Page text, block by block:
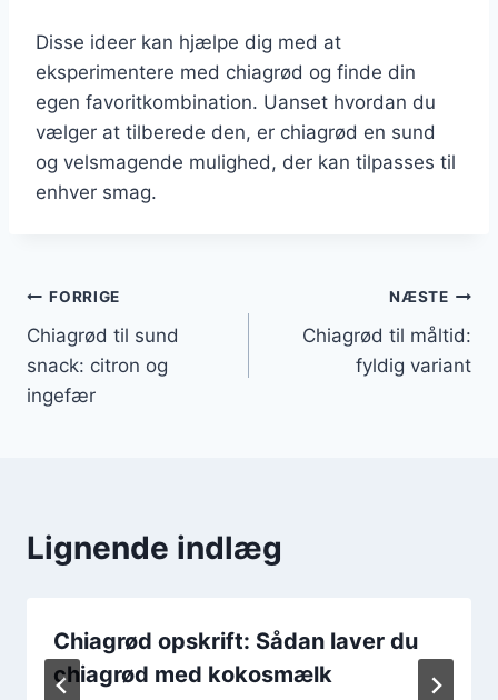
Disse ideer kan hjælpe dig med at
eksperimentere med chiagrød og finde din
egen favoritkombination. Uanset hvordan du
vælger at tilberede den, er chiagrød en sund
og velsmagende mulighed, der kan tilpasses til
enhver smag.
Indlægsnavigation
FORRIGE
Chiagrød til sund
snack: citron og
ingefær
NÆSTE
Chiagrød til måltid:
fyldig variant
Lignende indlæg
Chiagrød opskrift: Sådan laver du
chiagrød med kokosmælk